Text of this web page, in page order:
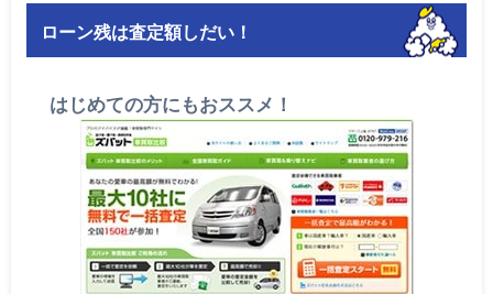
ローン残は査定額しだい！
はじめての方にもおススメ！